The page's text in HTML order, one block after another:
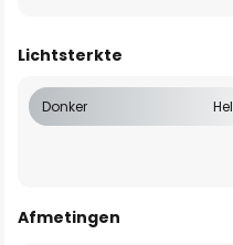
Lichtsterkte
Donker
Afmetingen